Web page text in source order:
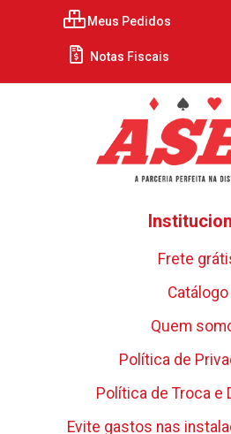
Meus Pedidos
Notas Fiscais
Frete
Catálogo
Quem
Política de
Política de Troca e
Evite gastos nas